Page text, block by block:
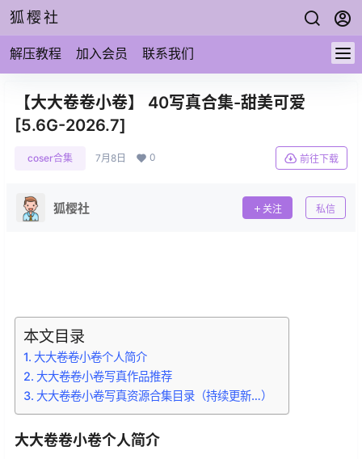
狐樱社
解压教程 加入会员 联系我们
【大大卷卷小卷】 40写真合集-甜美可爱
[5.6G-2026.7]
coser合集 7月8日 0 前往下载
狐樱社 关注 私信
本文目录
大大卷卷小卷个人简介
大大卷卷小卷写真作品推荐
大大卷卷小卷写真资源合集目录（持续更新…）
大大卷卷小卷个人简介